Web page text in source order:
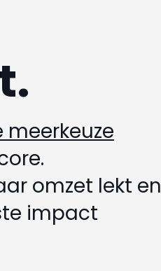
omzet lekt en
impact